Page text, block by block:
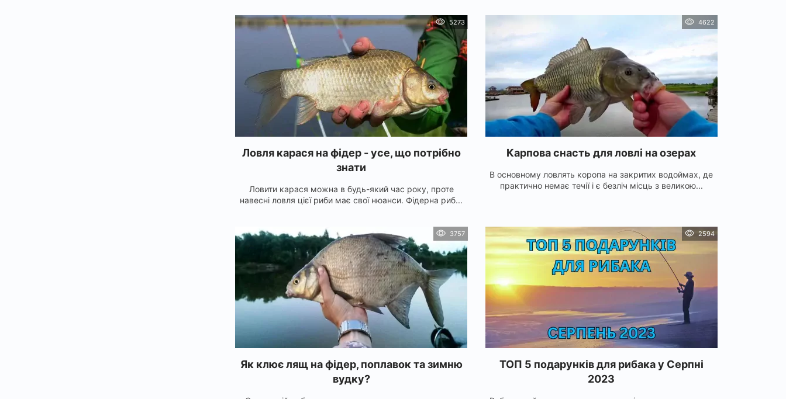
5273
Ловля карася на фідер - усе, що потрібно
знати
Ловити карася можна в будь-який час року, проте
навесні ловля цієї риби має свої нюанси. Фідерна риб...
4622
Карпова снасть для ловлі на озерах
В основному ловлять коропа на закритих водоймах, де
практично немає течії і є безліч місць з великою...
3757
Як клює лящ на фідер, поплавок та зимню
вудку?
2594
ТОП 5 подарунків для рибака у Серпні
2023